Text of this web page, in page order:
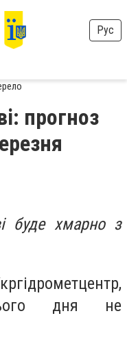
Рус
прогноз
буде хмарно з
дня не